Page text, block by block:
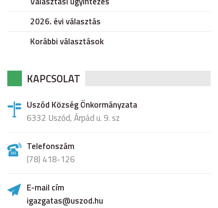
2026. évi választás
Korábbi választások
KAPCSOLAT
Uszód Község Önkormányzata
6332 Uszód, Árpád u. 9. sz
Telefonszám
(78) 418-126
E-mail cím
igazgatas@uszod.hu